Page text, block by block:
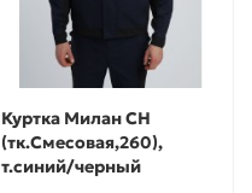
Куртка Милан CH
(тк.Смесовая,260),
т.синий/черный